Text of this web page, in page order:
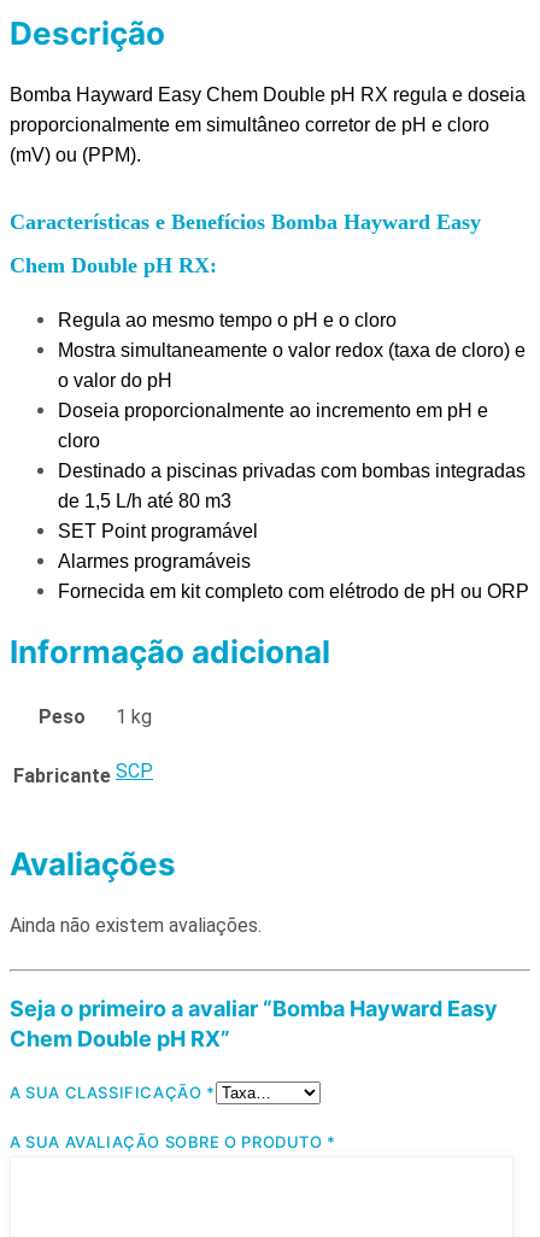
Descrição
Bomba Hayward Easy Chem Double pH RX regula e doseia
proporcionalmente em simultâneo corretor de pH e cloro
(mV) ou (PPM).
Características e Benefícios Bomba Hayward Easy
Chem Double pH RX:
Regula ao mesmo tempo o pH e o cloro
Mostra simultaneamente o valor redox (taxa de cloro) e
o valor do pH
Doseia proporcionalmente ao incremento em pH e
cloro
Destinado a piscinas privadas com bombas integradas
de 1,5 L/h até 80 m3
SET Point programável
Alarmes programáveis
Fornecida em kit completo com elétrodo de pH ou ORP
Informação adicional
Peso 1 kg
Fabricante SCP
Avaliações
Ainda não existem avaliações.
Seja o primeiro a avaliar “Bomba Hayward Easy
Chem Double pH RX”
A SUA CLASSIFICAÇÃO *
A SUA AVALIAÇÃO SOBRE O PRODUTO *